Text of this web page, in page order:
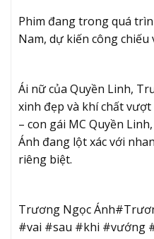
Phim đang trong quá
Nam, dự kiến công chiếu
Ái nữ của Quyền Linh,
xinh đẹp và khí chất
– con gái MC Quyền
Ánh đang lột xác với
riêng biệt.
Trương Ngọc
#vai #sau #khi #vướng